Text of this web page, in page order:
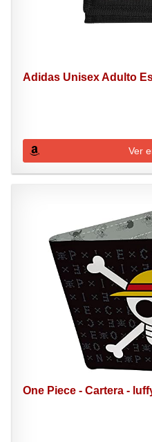
Adidas Unisex Adulto
Ver
One Piece - Cartera -